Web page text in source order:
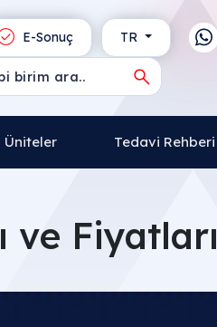
TR
E-Sonuç
Üniteler Tedavi Rehberi
ve Fiyatları